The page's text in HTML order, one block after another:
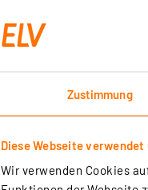
Zustimmung
Diese Webseite verwendet
Wir verwenden Cookies
ideal für
montiert
sofort
Versand an